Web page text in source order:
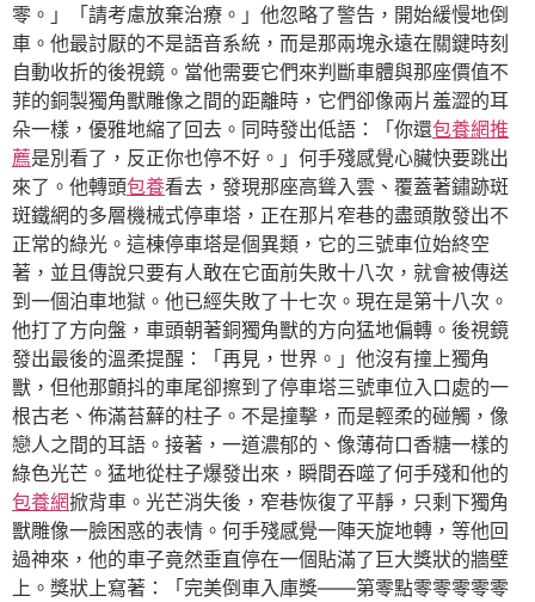
零。」「請考慮放棄治療。」他忽略了警告，開始緩慢地倒
車。他最討厭的不是語音系統，而是那兩塊永遠在關鍵時刻
自動收折的後視鏡。當他需要它們來判斷車體與那座價值不
菲的銅製獨角獸雕像之間的距離時，它們卻像兩片羞澀的耳
朵一樣，優雅地縮了回去。同時發出低語：「你還包養網推
薦是別看了，反正你也停不好。」何手殘感覺心臟快要跳出
來了。他轉頭包養看去，發現那座高聳入雲、覆蓋著鏽跡斑
斑鐵網的多層機械式停車塔，正在那片窄巷的盡頭散發出不
正常的綠光。這棟停車塔是個異類，它的三號車位始終空
著，並且傳說只要有人敢在它面前失敗十八次，就會被傳送
到一個泊車地獄。他已經失敗了十七次。現在是第十八次。
他打了方向盤，車頭朝著銅獨角獸的方向猛地偏轉。後視鏡
發出最後的溫柔提醒：「再見，世界。」他沒有撞上獨角
獸，但他那顫抖的車尾卻擦到了停車塔三號車位入口處的一
根古老、佈滿苔蘚的柱子。不是撞擊，而是輕柔的碰觸，像
戀人之間的耳語。接著，一道濃郁的、像薄荷口香糖一樣的
綠色光芒。猛地從柱子爆發出來，瞬間吞噬了何手殘和他的
包養網掀背車。光芒消失後，窄巷恢復了平靜，只剩下獨角
獸雕像一臉困惑的表情。何手殘感覺一陣天旋地轉，等他回
過神來，他的車子竟然垂直停在一個貼滿了巨大獎狀的牆壁
上。獎狀上寫著：「完美倒車入庫獎——第零點零零零零零